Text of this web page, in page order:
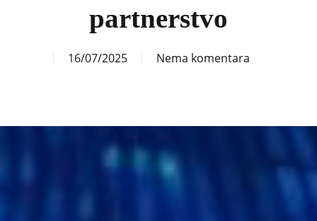
partnerstvo
16/07/2025 Nema komentara